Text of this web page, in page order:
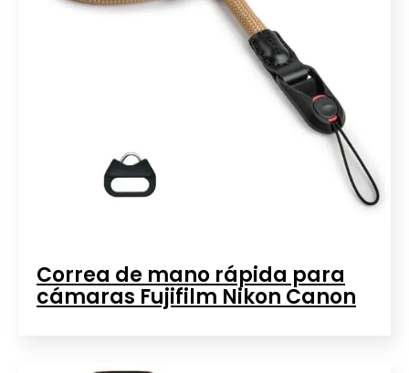
Correa de mano rápida para
cámaras Fujifilm Nikon Canon